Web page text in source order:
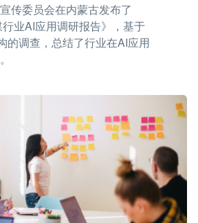
传委员会在内蒙古发布了
行业AI应用调研报告》，基于
的调查，总结了行业在AI应用